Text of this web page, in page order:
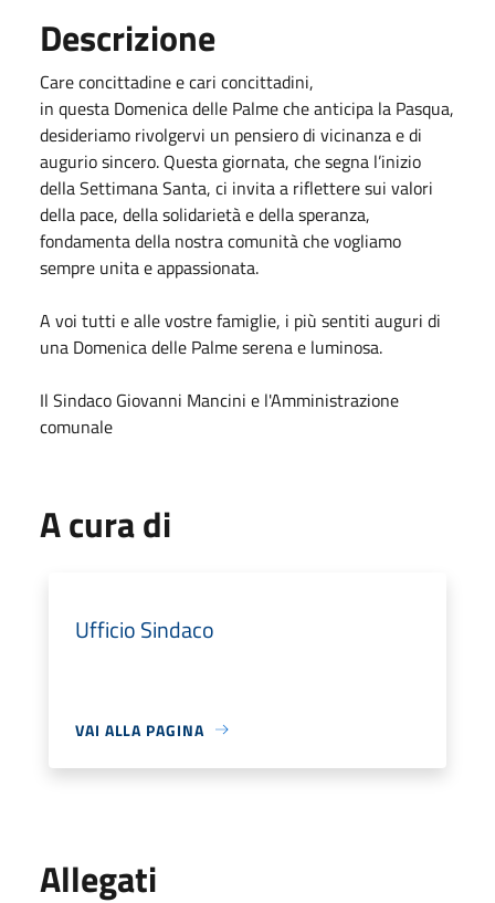
Descrizione
Care concittadine e cari concittadini,
in questa Domenica delle Palme che anticipa la Pasqua,
desideriamo rivolgervi un pensiero di vicinanza e di
augurio sincero. Questa giornata, che segna l’inizio
della Settimana Santa, ci invita a riflettere sui valori
della pace, della solidarietà e della speranza,
fondamenta della nostra comunità che vogliamo
sempre unita e appassionata.
A voi tutti e alle vostre famiglie, i più sentiti auguri di
una Domenica delle Palme serena e luminosa.
Il Sindaco Giovanni Mancini e l'Amministrazione
comunale
A cura di
Ufficio Sindaco
VAI ALLA PAGINA
Allegati